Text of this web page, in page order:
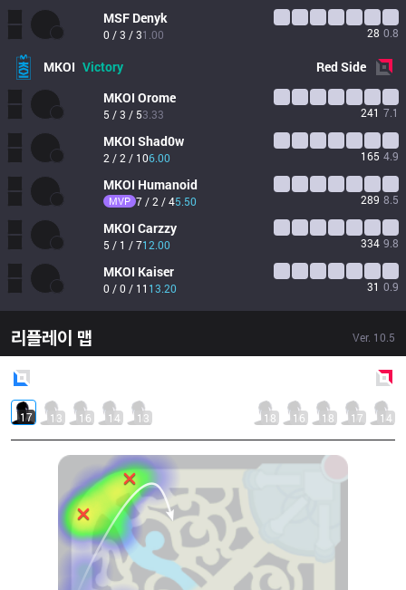
MSF Denyk
0 / 3 / 31.00 28 0.8
MKOI Victory RedSide
MKOI Orome
5 / 3 / 53.33 241 7.1
MKOI Shad0w
2 / 2 / 106.00 165 4.9
MKOI Humanoid
MVP 7 / 2 / 45.50 289 8.5
MKOI Carzzy
5 / 1 / 712.00 334 9.8
MKOI Kaiser
0 / 0 / 11 13.20 31 0.9
리플레이 맵 Ver. 10.5
17 13 16 14 13 18 16 18 17 14